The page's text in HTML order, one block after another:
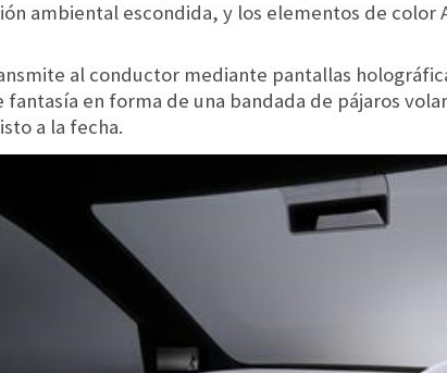
ambiental escondida, y los elementos de color
al conductor mediante pantallas
fantasía en forma de una bandada de pájaros
a la fecha.